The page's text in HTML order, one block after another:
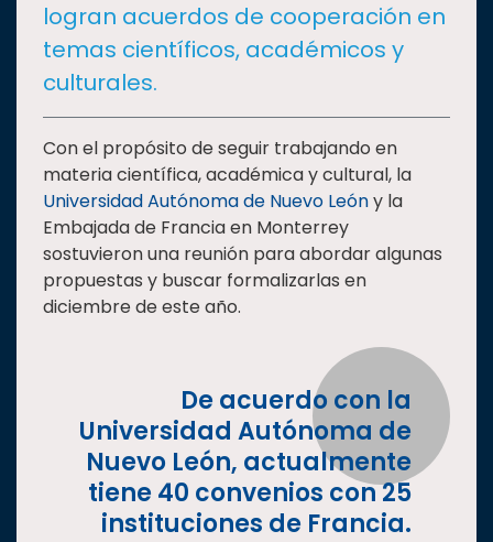
I+D+IEXPERTOS
SALUD
SUSTENTABILIDAD
TEMAS
Oferta
Investigación
Internacionalización
Responsabilidad
logran acuerdos de cooperación en
temas científicos, académicos y
culturales.
Con el propósito de seguir trabajando en
materia científica, académica y cultural, la
Universidad Autónoma de Nuevo Leóny la
Embajada de Francia en Monterrey
sostuvieron una reunión para abordar algunas
propuestas y buscar formalizarlas en
diciembre de este año.
De acuerdo con la
Universidad Autónoma de
Nuevo León, actualmente
tiene 40 convenios con 25
instituciones de Francia.